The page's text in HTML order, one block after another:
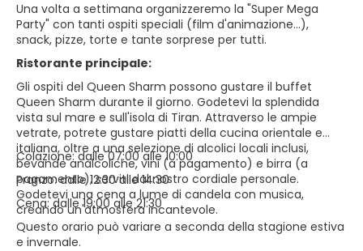
Una volta a settimana organizzeremo la "Super Mega
Party" con tanti ospiti speciali (film d'animazione...),
snack, pizze, torte e tante sorprese per tutti.
Ristorante principale:
Gli ospiti del Queen Sharm possono gustare il buffet
Queen Sharm durante il giorno. Godetevi la splendida
vista sul mare e sull'isola di Tiran. Attraverso le ampie
vetrate, potrete gustare piatti della cucina orientale e
italiana, oltre a una selezione di alcolici locali inclusi,
bevande analcoliche, vini (a pagamento) e birra (a
pagamento), serviti dal nostro cordiale personale.
Godetevi una cena a lume di candela con musica,
creando un'atmosfera incantevole.
Colazione: dalle 07:00 alle 10:00
Pranzo: dalle 12:30 alle 14:30
Cena: dalle 19:00 alle 21:30
Questo orario può variare a seconda della stagione estiva
e invernale.